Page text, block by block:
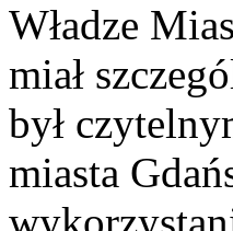
Władze
miał
był
miasta